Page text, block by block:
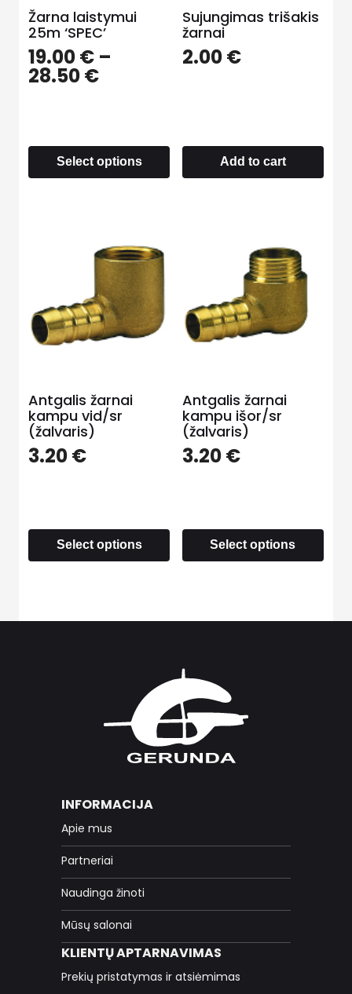
Žarna laistymui
25m ‘SPEC’
19.00€ –
28.50€
Select options
Sujungimas trišakis
žarnai
2.00€
Add to cart
Antgalis žarnai
kampu vid/sr
(žalvaris)
3.20€
Select options
Antgalis žarnai
kampu išor/sr
(žalvaris)
3.20€
Select options
INFORMACIJA
Apie mus
Partneriai
Naudinga žinoti
Mūsų salonai
KLIENTŲ APTARNAVIMAS
Prekių pristatymas ir atsiėmimas